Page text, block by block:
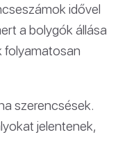
idővel
a bolygók állása
folyamatosan
szerencsések.
jelentenek,